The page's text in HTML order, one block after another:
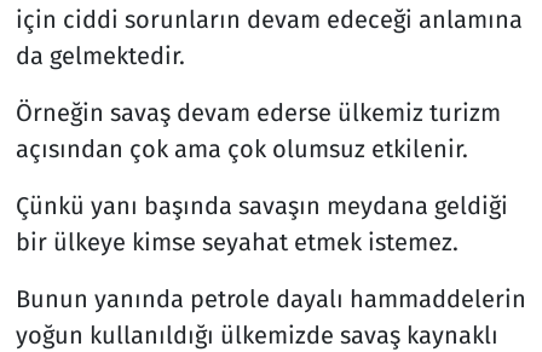
için ciddi sorunların devam edeceği anlamına
da gelmektedir.
Örneğin savaş devam ederse ülkemiz turizm
açısından çok ama çok olumsuz etkilenir.
Çünkü yanı başında savaşın meydana geldiği
bir ülkeye kimse seyahat etmek istemez.
Bunun yanında petrole dayalı hammaddelerin
yoğun kullanıldığı ülkemizde savaş kaynaklı